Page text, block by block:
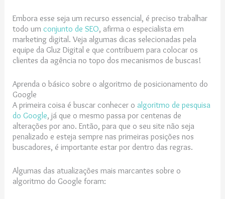
Embora esse seja um recurso essencial, é preciso trabalhar
todo umconjunto de SEO, afirma o especialista em
marketing digital. Veja algumas dicas selecionadas pela
equipe da Gluz Digital e que contribuem para colocar os
clientes da agência no topo dos mecanismos de buscas!
Aprenda o básico sobre o algoritmo de posicionamento do
Google
A primeira coisa é buscar conhecer oalgoritmo de pesquisa
do Google, já que o mesmo passa por centenas de
alterações por ano. Então, para que o seu site não seja
penalizado e esteja sempre nas primeiras posições nos
buscadores, é importante estar por dentro das regras.
Algumas das atualizações mais marcantes sobre o
algoritmo do Google foram: